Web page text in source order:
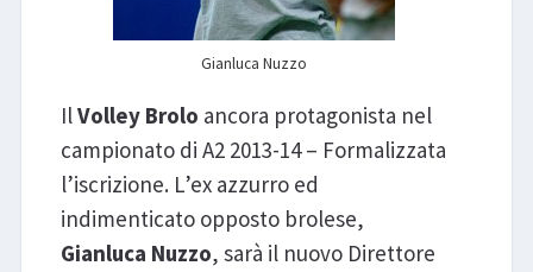
Gianluca Nuzzo
IlVolley Brolo ancora protagonista nel
campionato di A2 2013-14 – Formalizzata
l’iscrizione. L’ex azzurro ed
indimenticato opposto brolese,
Gianluca Nuzzo, sarà il nuovo Direttore